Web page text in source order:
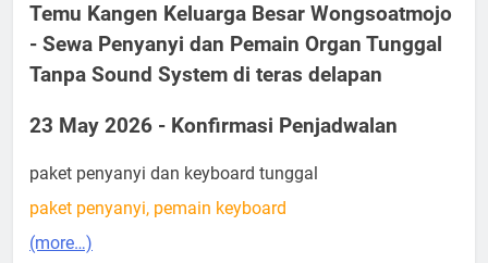
Temu Kangen Keluarga Besar Wongsoatmojo
- Sewa Penyanyi dan Pemain Organ Tunggal
Tanpa Sound System di teras delapan
23 May 2026 - Konfirmasi Penjadwalan
paket penyanyi dan keyboard tunggal
paket penyanyi, pemain keyboard
(more…)